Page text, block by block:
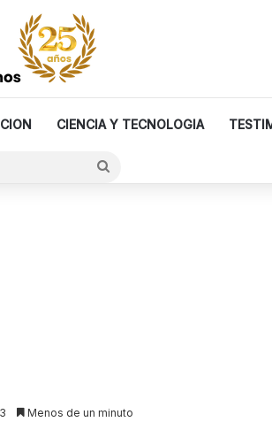
CIENCIA Y TECNOLOGIA
Menos de un minuto